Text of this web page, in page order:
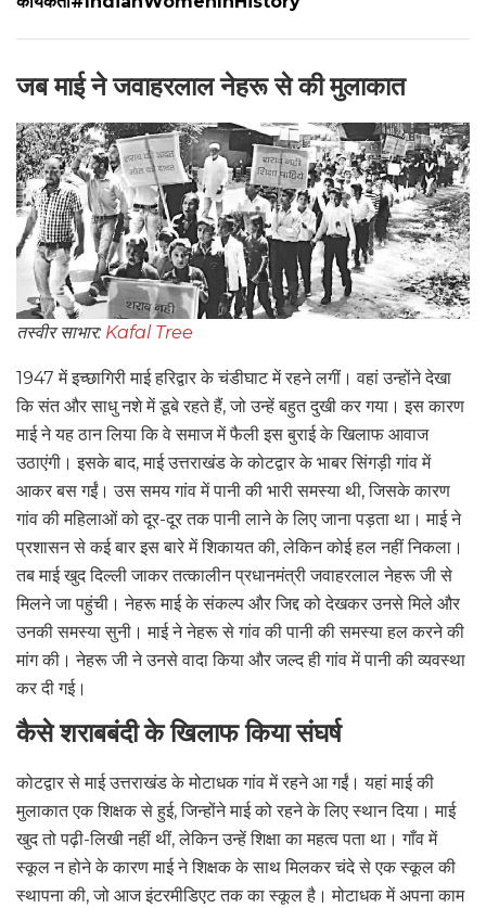
जब माई ने जवाहरलाल नेहरू से की मुलाकात
तस्वीर साभार: Kafal Tree
1947 में इच्छागिरी माई हरिद्वार के चंडीघाट में रहने लगीं। वहां उन्होंने देखा
कि संत और साधु नशे में डूबे रहते हैं, जो उन्हें बहुत दुखी कर गया। इस कारण
माई ने यह ठान लिया कि वे समाज में फैली इस बुराई के खिलाफ आवाज
उठाएंगी। इसके बाद, माई उत्तराखंड के कोटद्वार के भाबर सिंगड़ी गांव में
आकर बस गईं। उस समय गांव में पानी की भारी समस्या थी, जिसके कारण
गांव की महिलाओं को दूर-दूर तक पानी लाने के लिए जाना पड़ता था। माई ने
प्रशासन से कई बार इस बारे में शिकायत की, लेकिन कोई हल नहीं निकला।
तब माई खुद दिल्ली जाकर तत्कालीन प्रधानमंत्री जवाहरलाल नेहरू जी से
मिलने जा पहुंची। नेहरू माई के संकल्प और जिद्द को देखकर उनसे मिले और
उनकी समस्या सुनी। माई ने नेहरू से गांव की पानी की समस्या हल करने की
मांग की। नेहरू जी ने उनसे वादा किया और जल्द ही गांव में पानी की व्यवस्था
कर दी गई।
कैसे शराबबंदी के खिलाफ किया संघर्ष
कोटद्वार से माई उत्तराखंड के मोटाधक गांव में रहने आ गईं। यहां माई की
मुलाकात एक शिक्षक से हुई, जिन्होंने माई को रहने के लिए स्थान दिया। माई
खुद तो पढ़ी-लिखी नहीं थीं, लेकिन उन्हें शिक्षा का महत्व पता था। गाँव में
स्कूल न होने के कारण माई ने शिक्षक के साथ मिलकर चंदे से एक स्कूल की
स्थापना की, जो आज इंटरमीडिएट तक का स्कूल है। मोटाधक में अपना काम